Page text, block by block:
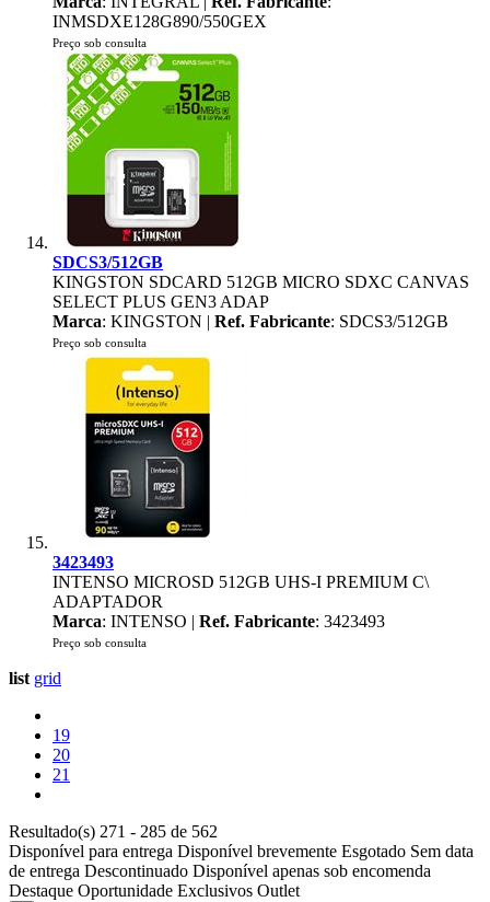
INMSDXE128G890/550GEX
Preço sob consulta
SDCS3/512GB
KINGSTON SDCARD 512GB MICRO SDXC CANVAS
SELECT PLUS GEN3 ADAP
Marca: KINGSTON | Ref. Fabricante: SDCS3/512GB
Preço sob consulta
3423493
INTENSO MICROSD 512GB UHS-I PREMIUM C\
ADAPTADOR
Marca: INTENSO | Ref. Fabricante: 3423493
Preço sob consulta
list grid
19
20
21
Resultado(s) 271 - 285 de 562
Disponível para entrega Disponível brevemente Esgotado Sem data
de entrega Descontinuado Disponível apenas sob encomenda
Destaque Oportunidade Exclusivos Outlet